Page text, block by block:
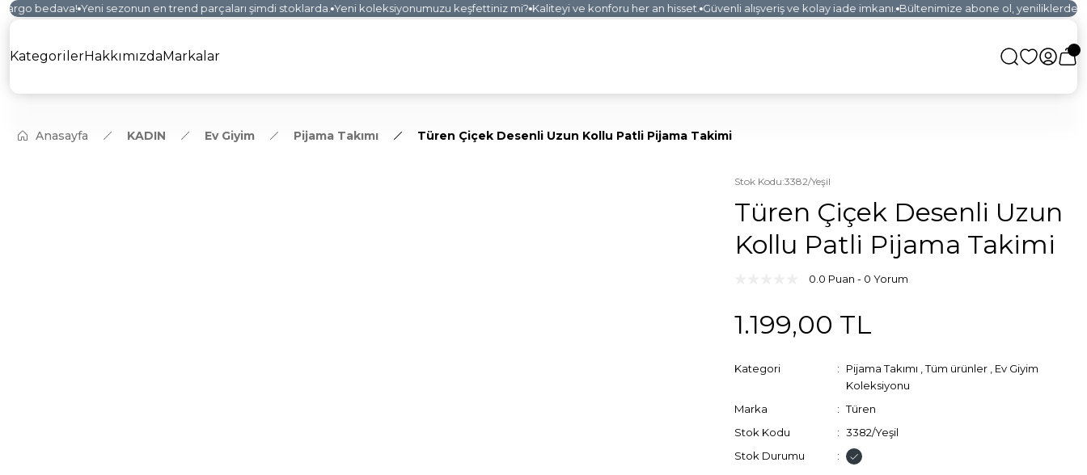
bedava! Yeni sezonun en trend parçaları şimdi stoklarda. Yeni koleksiyonumuzu keşfettiniz mi? Kaliteyi ve konforu her an hisset. Güvenli alışveriş ve kolay iade imkanı. Bültenimize abone ol, yeniliklerden ilk
KategorilerHakkımızdaMarkalar
Anasayfa KADIN Ev Giyim Pijama Takımı Türen Çiçek Desenli Uzun Kollu Patli Pijama Takimi
Stok Kodu:3382/Yeşil
Türen Çiçek Desenli Uzun
Kollu Patli Pijama Takimi
0.0 Puan - 0 Yorum
1.199,00 TL
Kategori Pijama Takımı ,Tüm ürünler
Ev Giyim
Koleksiyonu
Marka
Türen
Stok Kodu
3382/Yeşil
Stok Durumu